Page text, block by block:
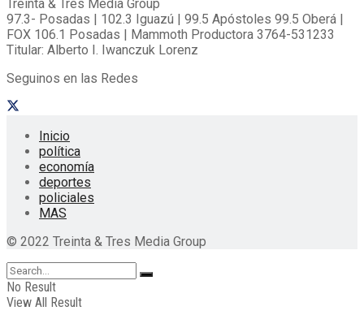
Treinta & Tres Media Group
97.3- Posadas | 102.3 Iguazú | 99.5 Apóstoles 99.5 Oberá |
FOX 106.1 Posadas | Mammoth Productora 3764-531233
Titular: Alberto I. Iwanczuk Lorenz
Seguinos en las Redes
Inicio
política
economía
deportes
policiales
MAS
© 2022 Treinta & Tres Media Group
No Result
View All Result